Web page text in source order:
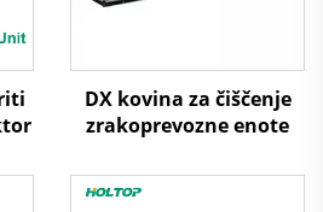
DX kovina za čiščenje
zrakoprevozne enote